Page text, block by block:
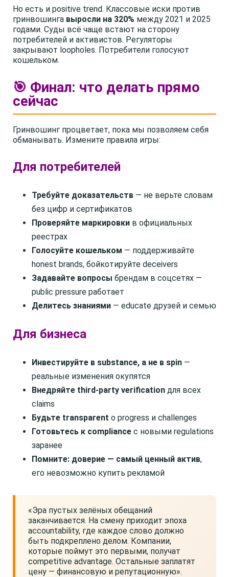
Но есть и positive trend. Классовые иски против
гринвошинга выросли на 320% между 2021 и 2025
годами. Суды всё чаще встают на сторону
потребителей и активистов. Регуляторы
закрывают loopholes. Потребители голосуют
кошельком.
🎯 Финал: что делать прямо
сейчас
Гринвошинг процветает, пока мы позволяем себя
обманывать. Измените правила игры:
Для потребителей
Требуйте доказательств — не верьте словам
без цифр и сертификатов
Проверяйте маркировки в официальных
реестрах
Голосуйте кошельком — поддерживайте
honest brands, бойкотируйте deceivers
Задавайте вопросы брендам в соцсетях —
public pressure работает
Делитесь знаниями — educate друзей и семью
Для бизнеса
Инвестируйте в substance, а не в spin —
реальные изменения окупятся
Внедряйте third-party verification для всех
claims
Будьте transparent о progress и challenges
Готовьтесь к compliance с новыми regulations
заранее
Помните: доверие — самый ценный актив,
его невозможно купить рекламой
«Эра пустых зелёных обещаний
заканчивается. На смену приходит эпоха
accountability, где каждое слово должно
быть подкреплено делом. Компании,
которые поймут это первыми, получат
competitive advantage. Остальные заплатят
цену — финансовую и репутационную».